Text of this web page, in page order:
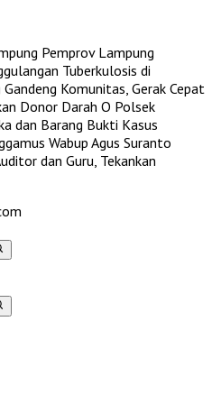
Pemprov Lampung
Tuberkulosis di
Komunitas, Gerak Cepat
Donor Darah O Polsek
dan Barang Bukti Kasus
Wabup Agus Suranto
dan Guru, Tekankan